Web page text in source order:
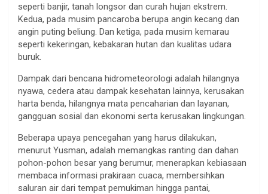
seperti banjir, tanah longsor dan curah hujan ekstrem.
Kedua, pada musim pancaroba berupa angin kecang dan
angin puting beliung. Dan ketiga, pada musim kemarau
seperti kekeringan, kebakaran hutan dan kualitas udara
buruk.
Dampak dari bencana hidrometeorologi adalah hilangnya
nyawa, cedera atau dampak kesehatan lainnya, kerusakan
harta benda, hilangnya mata pencaharian dan layanan,
gangguan sosial dan ekonomi serta kerusakan lingkungan.
Beberapa upaya pencegahan yang harus dilakukan,
menurut Yusman, adalah memangkas ranting dan dahan
pohon-pohon besar yang berumur, menerapkan kebiasaan
membaca informasi prakiraan cuaca, membersihkan
saluran air dari tempat pemukiman hingga pantai,